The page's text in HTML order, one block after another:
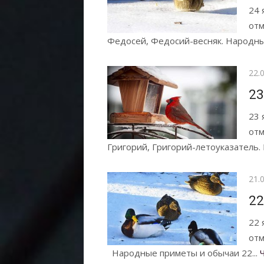
24
Федосей, Федосий-весняк.
23
Григорий, Григорий-
22
Народные приметы и обычаи 22...